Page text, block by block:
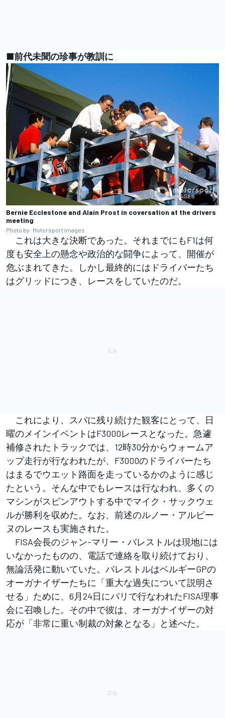
■前代未聞の珍事が教訓に
Bernie Ecclestone and Alain Prost in coversation at the drivers
meeting
Photo by: Motorsport Images
これは大きな決断であった。それまでにもF1は何
度も安全上の懸念や政治的な闘争によって、開催が
危ぶまれてきた。しかし最終的にはドライバーたち
はグリッドにつき、レースをしていたのだ。
これにより、スパに残り続けた観客にとって、日
曜のメインイベントはF3000レースとなった。急遽
補修されたトラックでは、12時30分からウォームア
ップ走行が行なわれたが、F3000のドライバーたち
はまるでウエット路面を走っているかのように感じ
たという。そんな中でもレースは行なわれ、多くの
マシンがスピンアウトする中でマイク・サックウェ
ルが勝利を収めた。なお、前述のルノー・アルピー
ヌのレースも実施された。
FISA会長のジャン-マリー・バレストルは現地には
いなかったものの、電話で連絡を取り続けており、
無論活発に動いていた。バレストルはベルギーGPの
オーガナイザーたちに「重大な過失について説明さ
せる」ために、6月24日にパリで行なわれたFISA理事
会に召喚した。その中で彼は、オーガナイザーの対
応が「非常に重い制裁の対象となる」と述べた。